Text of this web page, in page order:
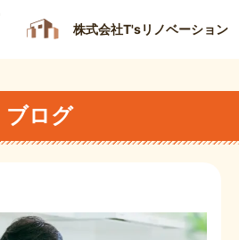
株式会社T'sリノベーション
ブログ